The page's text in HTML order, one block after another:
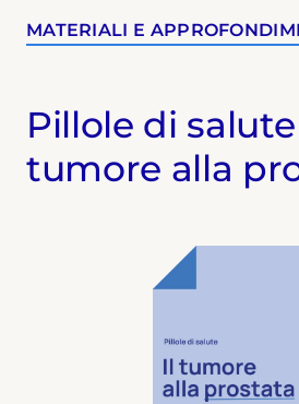
MATERIALI E
Pillole di salute
tumore alla